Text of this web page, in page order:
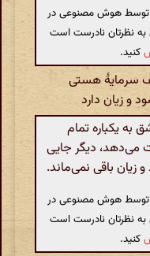
توسط هوش مصنوعی در
به نظرتان نادرست است
کنید.
سرمایۀ هستی
و زیان دارد
یکباره تمام
می‌دهد، دیگر جایی
زیان باقی نمی‌ماند.
توسط هوش مصنوعی در
به نظرتان نادرست است
کنید.